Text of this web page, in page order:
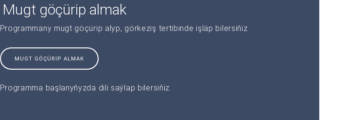
Mugt göçürip almak
Programmany mugt göçürip alyp, görkeziş tertibinde işläp bilersiňiz
MUGT GÖÇÜRIP ALMAK
Programma başlanyňyzda dili saýlap bilersiňiz.